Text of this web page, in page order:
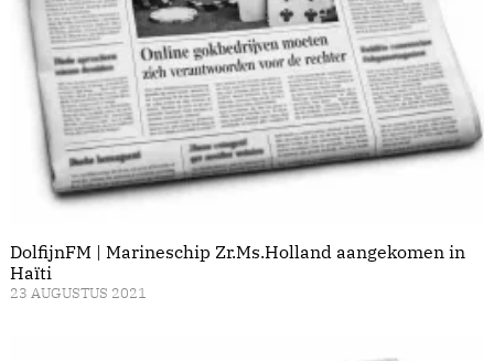
DolfijnFM | Marineschip Zr.Ms.Holland aangekomen in
Haïti
23 AUGUSTUS 2021